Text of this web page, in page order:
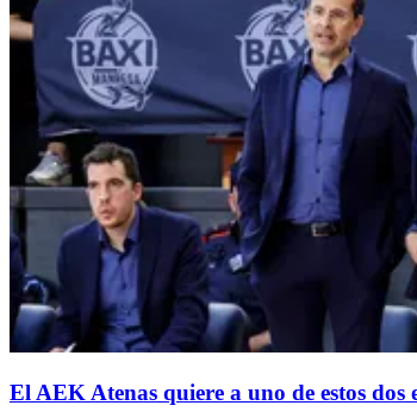
El AEK Atenas quiere a uno de estos dos